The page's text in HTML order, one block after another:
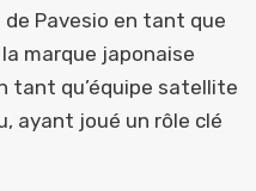
Pavesio en tant que
marque japonaise
tant qu’équipe satellite
ayant joué un rôle clé